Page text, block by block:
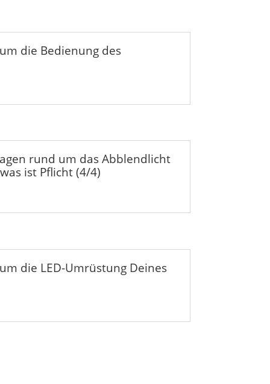
die Bedienung des
rund um das Abblendlicht
ist Pflicht (4/4)
die LED-Umrüstung Deines